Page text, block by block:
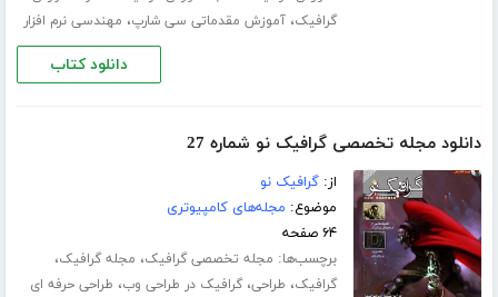
گرافیک،آموزش مقدماتی سی شارپ، مهندسی نرم افزار
دانلود کتاب
دانلود مجله تخصصی گرافیک نو شماره 27
از:گرافیک نو
موضوع: مجله‌های کامپیوتری
۶۴ صفحه
برچسب‌ها: مجله تخصصی گرافیک، مجله گرافیک،
گرافیک، طراحی،گرافیک در طراحی وب، طراحی حرفه ای